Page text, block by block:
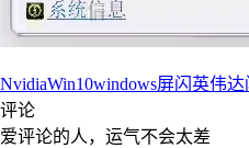
NvidiaWin10windows屏闪 英伟达
评论
爱评论的人，运气不会太差